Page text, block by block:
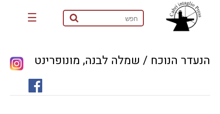
☰
הנעדר הנוכח / שמלה לבנה, מונופרינט